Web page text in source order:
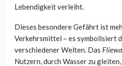
Lebendigkeit verleiht.
Dieses besondere Gefährt ist
Verkehrsmittel – es symbolisiert
verschiedener Welten. Das
Nutzern, durch Wasser zu